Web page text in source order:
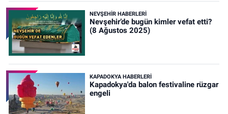
NEVŞEHIR HABERLERI
Nevşehir’de bugün kimler vefat etti?
(8 Ağustos 2025)
KAPADOKYA HABERLERI
Kapadokya'da balon festivaline rüzgar
engeli